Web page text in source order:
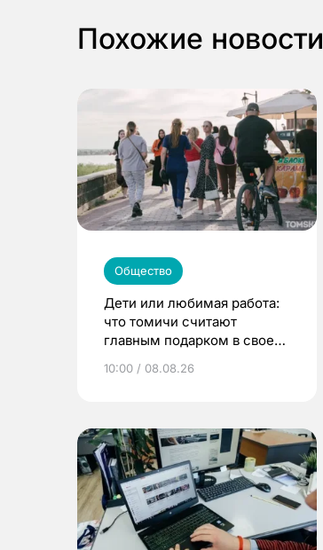
Похожие новости
Общество
Дети или любимая работа:
что томичи считают
главным подарком в своей
10:00 / 08.08.26